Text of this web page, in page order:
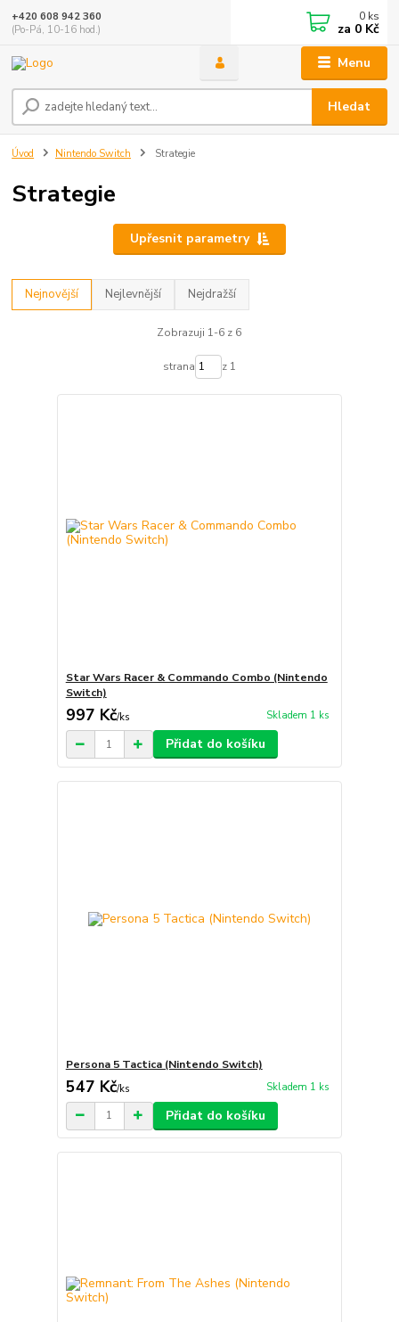
Menu
Hledat
+420 608 942 360
(Po-Pá, 10-16 hod.)
0 ks
za 0 Kč
Úvod Nintendo Switch Strategie
Strategie
Upřesnit parametry
Nejnovější Nejlevnější Nejdražší
Zobrazuji 1-6 z 6
strana z 1
Star Wars Racer & Commando Combo (Nintendo
Switch)
997 Kč/ks Skladem 1 ks
Přidat do košíku
Persona 5 Tactica (Nintendo Switch)
547 Kč/ks Skladem 1 ks
Přidat do košíku